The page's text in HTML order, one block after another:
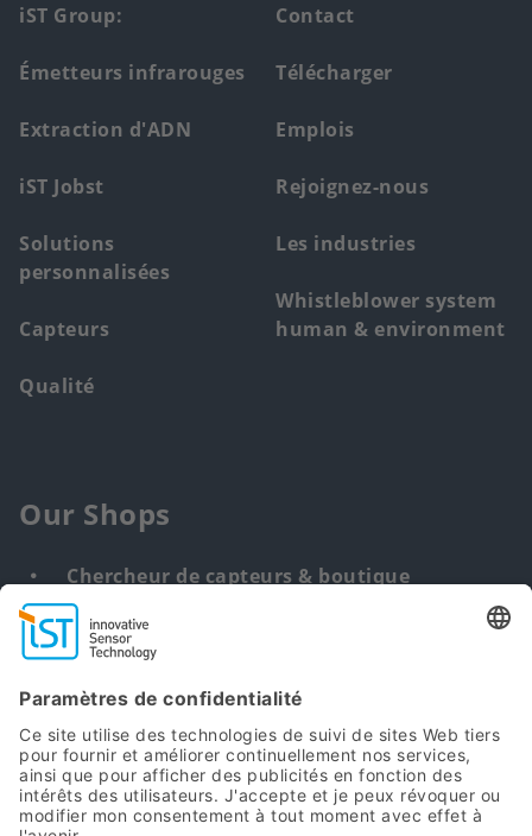
Footer
main
menu
iST Group:
Émetteurs infrarouges
Extraction d'ADN
iST Jobst
Solutions
personnalisées
Capteurs
Qualité
Contact
Télécharger
Emplois
Rejoignez-nous
Les industries
Whistleblower system
human & environment
Our Shops
Chercheur de capteurs & boutique
Solution personnalisée
DNA & RNA Extraction Kits
Find